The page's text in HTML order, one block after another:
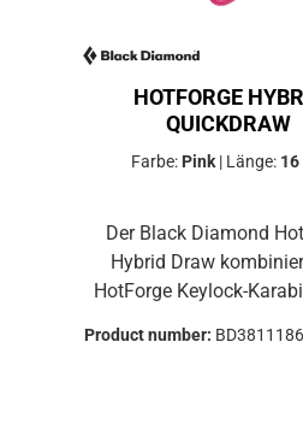
HOTFORGE
QUICKDRAW
Farbe: Pink | Länge: 16
Der Black Diamond
Hybrid Draw kombiniert den
HotForge Keylock-
leichtgewichtigen
Product number: